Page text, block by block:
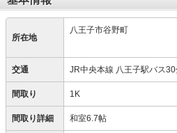
所在地
八王子市谷野町
交通 JR中央本線 八王子駅バス
間取り 1K
間取り詳細 和室6.7帖